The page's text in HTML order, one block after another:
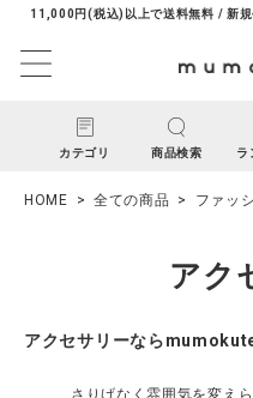
11,000円(税込)以上で送料無料 / 新
カテゴリ 商品検索 ラ
ACCOUNT MENU
HOME 全ての商品 ファッ
アク
アクセサリーなら
さりげなく雰囲気を変え